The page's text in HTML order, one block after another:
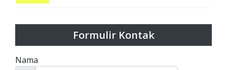
Formulir Kontak
Nama